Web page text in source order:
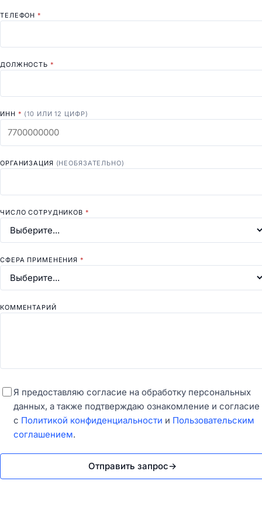
ТЕЛЕФОН*
ДОЛЖНОСТЬ *
ИНН * (10 ИЛИ 12 ЦИФР)
ОРГАНИЗАЦИЯ (НЕОБЯЗАТЕЛЬНО)
ЧИСЛО СОТРУДНИКОВ *
СФЕРА ПРИМЕНЕНИЯ *
КОММЕНТАРИЙ
Я предоставляю согласие на обработку персональных
данных, а также подтверждаю ознакомление и согласие
с Политикой конфиденциальности и Пользовательским
соглашением.
Отправить запрос→